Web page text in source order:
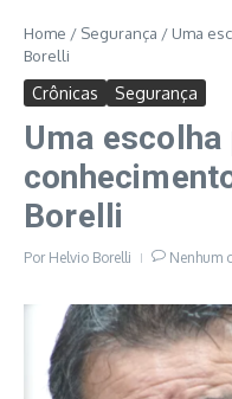
Home / Segurança / Uma
Borelli
Crônicas Segurança
Uma escolha
Borelli
Por Helvio Borelli Nenhum